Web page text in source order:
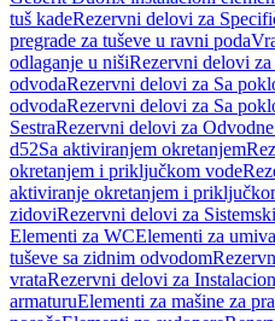
tuš kadeRezervni delovi za
pregrade za tuševe u ravni poda
odlaganje u nišiRezervni delovi
odvodaRezervni delovi za Sa
odvodaRezervni delovi za Sa
SestraRezervni delovi za
d52Sa aktiviranjem okretanjem
okretanjem i priključkom vode
aktiviranje okretanjem i
zidoviRezervni delovi za
Elementi za WCElementi za
tuševe sa zidnim odvodom
vrataRezervni delovi za
armaturuElementi za mašine za